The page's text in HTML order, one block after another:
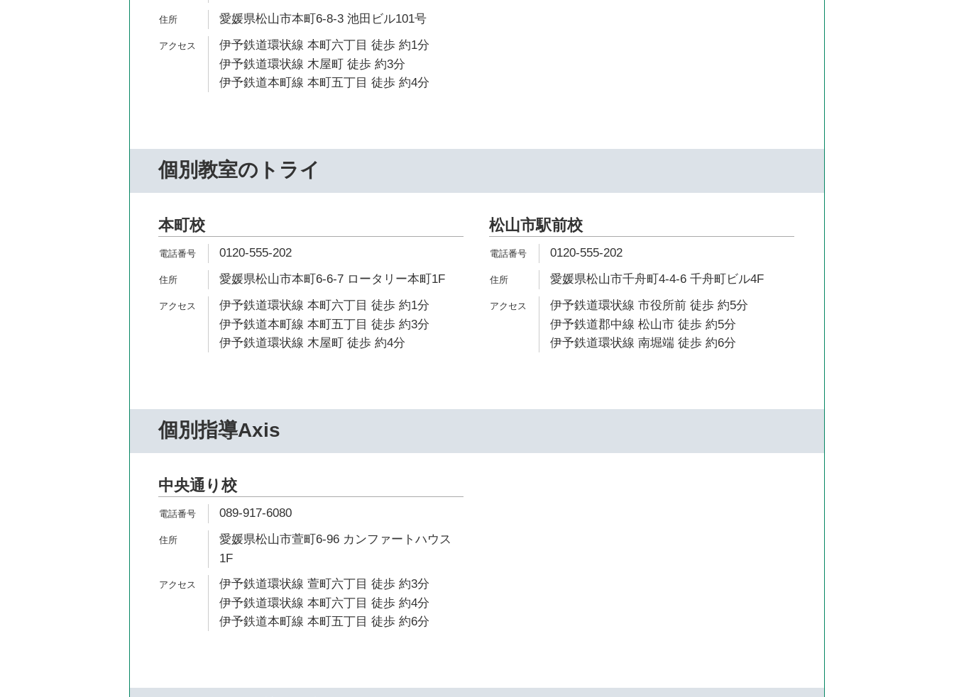
愛媛県松山市本町6-8-3 池田ビル101号
伊予鉄道環状線 本町六丁目 徒歩 約1分
伊予鉄道環状線 木屋町 徒歩 約3分
伊予鉄道本町線 本町五丁目 徒歩 約4分
個別教室のトライ
本町校
0120-555-202
愛媛県松山市本町6-6-7 ロータリー本町1F
伊予鉄道環状線 本町六丁目 徒歩 約1分
伊予鉄道本町線 本町五丁目 徒歩 約3分
伊予鉄道環状線 木屋町 徒歩 約4分
松山市駅前校
0120-555-202
愛媛県松山市千舟町4-4-6 千舟町ビル4F
伊予鉄道環状線 市役所前 徒歩 約5分
伊予鉄道郡中線 松山市 徒歩 約5分
伊予鉄道環状線 南堀端 徒歩 約6分
個別指導Axis
中央通り校
089-917-6080
愛媛県松山市萱町6-96 カンファートハウス
1F
伊予鉄道環状線 萱町六丁目 徒歩 約3分
伊予鉄道環状線 本町六丁目 徒歩 約4分
伊予鉄道本町線 本町五丁目 徒歩 約6分